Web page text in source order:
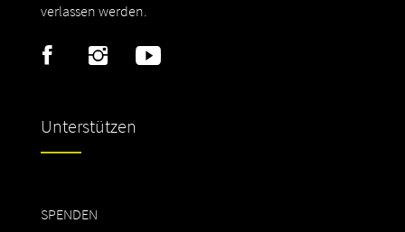
verlassen werden.
Unterstützen
SPENDEN